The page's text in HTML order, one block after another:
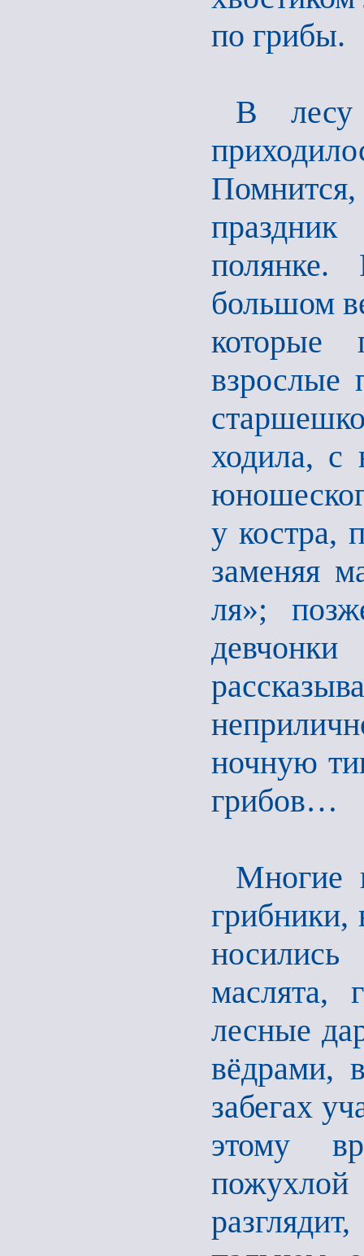
по грибы.
В лесу
большом
которые
взрослые
ходила, с
у костра,
заменяя
ля»;
ночную
грибов…
Многие
грибники,
маслята,
лесные
вёдрами,
забегах
этому